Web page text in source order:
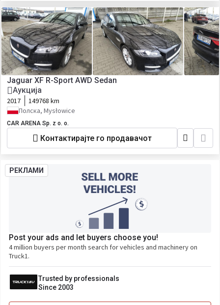
Jaguar XF R-Sport AWD Sedan
Аукција
2017
149768 km
Полска, Mysłowice
CAR ARENA Sp. z o. o.
Контактирајте го продавачот
РЕКЛАМИ
Post your ads and let buyers choose you!
4 million buyers per month search for vehicles and machinery on
Truck1.
Trusted by professionals
Since 2003